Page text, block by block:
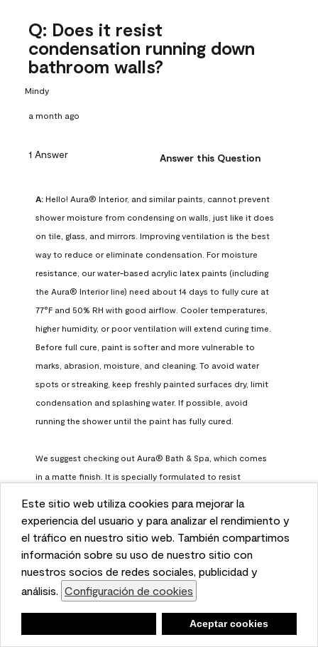
This website uses cookies to enhance user experience
and to analyze performance and traffic on our website.
We also share information about your use of our site
with our social media, advertising, and analytics
partners. Cookie Settings
Accept Cookies
Este sitio web utiliza cookies para mejorar la
experiencia del usuario y para analizar el rendimiento y
el tráfico en nuestro sitio web. También compartimos
información sobre su uso de nuestro sitio con
nuestros socios de redes sociales, publicidad y
análisis. Configuración de cookies
Aceptar cookies
Q: Does it resist
condensation running down
bathroom walls?
Mindy
a month ago
1 Answer Answer this Question
A: Hello! Aura® Interior, and similar paints, cannot prevent
shower moisture from condensing on walls, just like it does
on tile, glass, and mirrors. Improving ventilation is the best
way to reduce or eliminate condensation. For moisture
resistance, our water-based acrylic latex paints (including
the Aura® Interior line) need about 14 days to fully cure at
77°F and 50% RH with good airflow. Cooler temperatures,
higher humidity, or poor ventilation will extend curing time.
Before full cure, paint is softer and more vulnerable to
marks, abrasion, moisture, and cleaning. To avoid water
spots or streaking, keep freshly painted surfaces dry, limit
condensation and splashing water. If possible, avoid
running the shower until the paint has fully cured.
We suggest checking out Aura® Bath & Spa, which comes
in a matte finish. It is specially formulated to resist
have enough time to fully cure before being exposed to
https://www.benjaminmoore.com/en-us/interior-exterior-
paints-stains/product-catalog/abs/aura-bath-and-spa-
paint
Benjamin Moore Support